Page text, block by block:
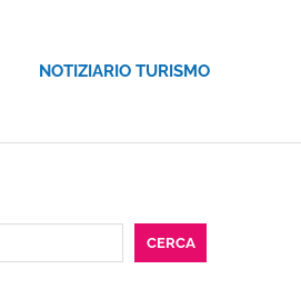
NOTIZIARIO TURISMO
CERCA